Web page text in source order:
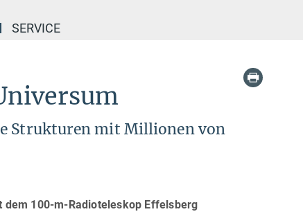
SERVICE
Strukturen mit Millionen von
dem 100-m-Radioteleskop Effelsberg